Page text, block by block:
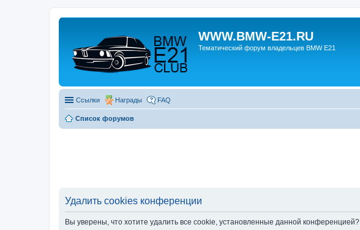
WWW.BMW-E21.RU
Тематический форум владельцев BMW E21
Ссылки Награды FAQ
Список форумов
Удалить cookies конференции
Вы уверены, что хотите удалить все cookie, установленные данной конференцией?